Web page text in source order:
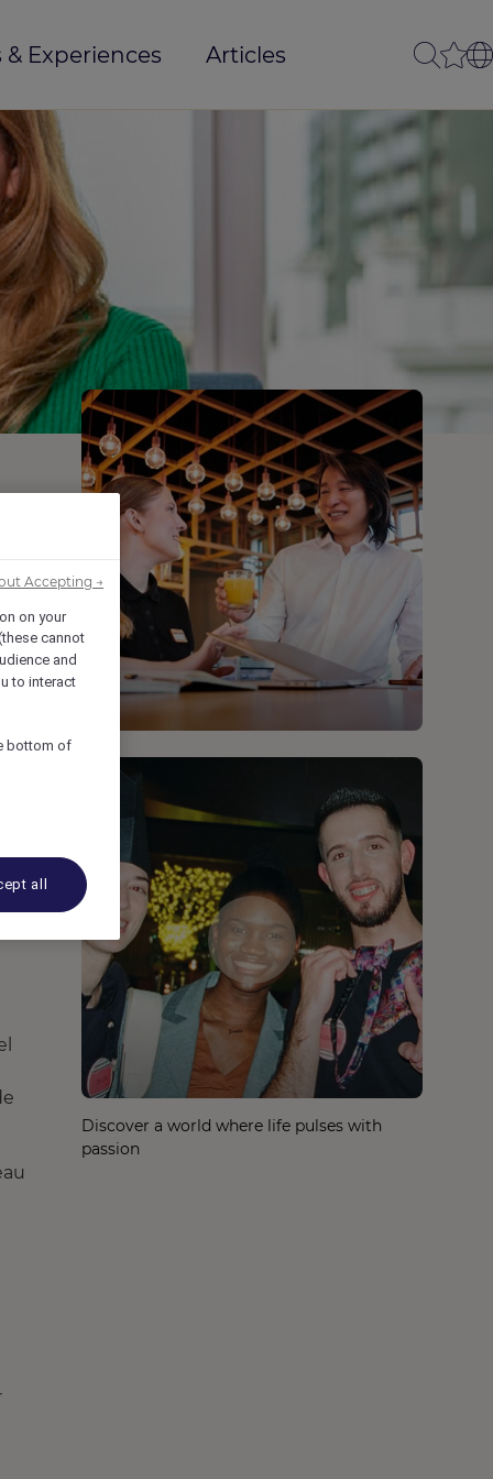
Experiences Articles
Discover a world where life pulses with
passion
on your
cannot
and
to interact
bottom of
all
Accepting →